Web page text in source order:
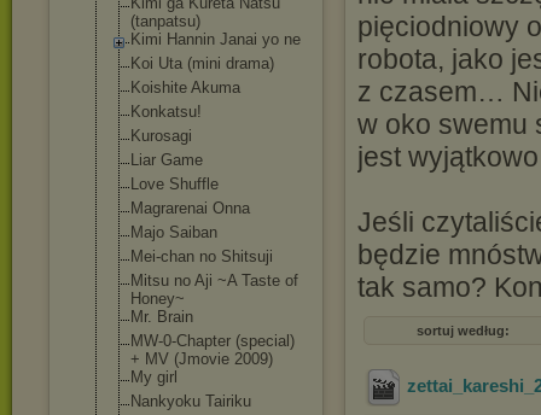
(tanpatsu)
Kimi Hannin Janai yo ne
Koi Uta (mini drama)
Koishite Akuma
Konkatsu!
Kurosagi
Liar Game
Love Shuffle
Magrarenai Onna
Majo Saiban
Mei-chan no Shitsuji
Mitsu no Aji ~A Taste of
Honey~
Mr. Brain
MW-0-Chapter (special)
+ MV (Jmovie 2009)
My girl
Nankyoku Tairiku
pięciodniowy
robota, jako
z czasem…
w oko swemu
jest
Jeśli
będzie
tak samo?
sortuj według: